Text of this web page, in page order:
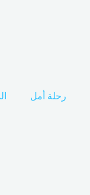
رحلة أمل